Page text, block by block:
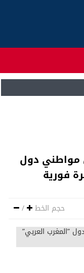
مواطني دول
فورية
حجم الخط /